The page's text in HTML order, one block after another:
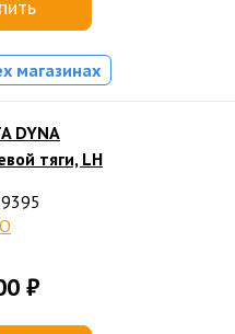
магазинах
DYNA
тяги, LH
₽